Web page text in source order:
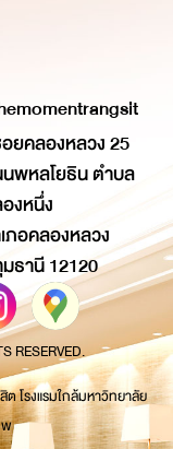
ยคลองหลวง 25
พหลโยธิน ตำบล
งหนึ่ง
ภอคลองหลวง
ธานี 12120
RESERVED.
โรงแรมใกล้มหาวิทยาลัย
พ